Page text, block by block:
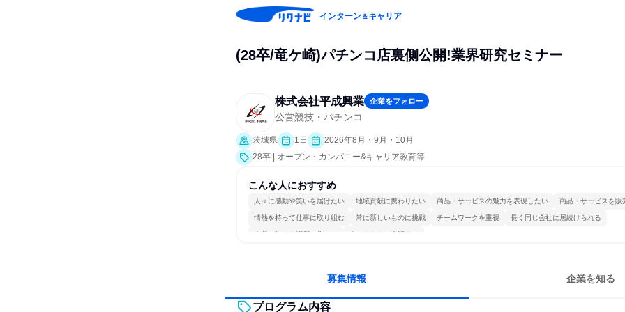
インターン＆キャリア
(28卒/竜ケ崎)パチンコ店裏側公開!業界研究セミナー
株式会社平成興業 企業をフォロー
公営競技・パチンコ
茨城県 1日
2026年8月・9月・10月
28卒 | オープン・カンパニー&キャリア教育等
こんな人におすすめ
人々に感動や笑いを届けたい 地域貢献に携わりたい 商品・サービスの魅力を表現したい 商品・サービスを販
情熱を持って仕事に取り組む 常に新しいものに挑戦 チームワークを重視 長く同じ会社に居続けられる
自分の好きな場所で働ける 人とたくさん会話する
募集情報 企業を知る
プログラム内容